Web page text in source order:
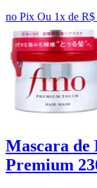
no Pix Ou 1x de R$
Mascara
Premium